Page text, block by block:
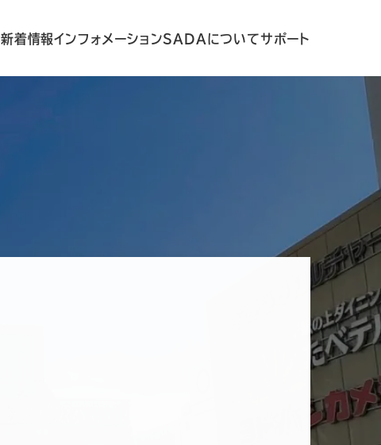
新着情報インフォメーションSADAについてサポート